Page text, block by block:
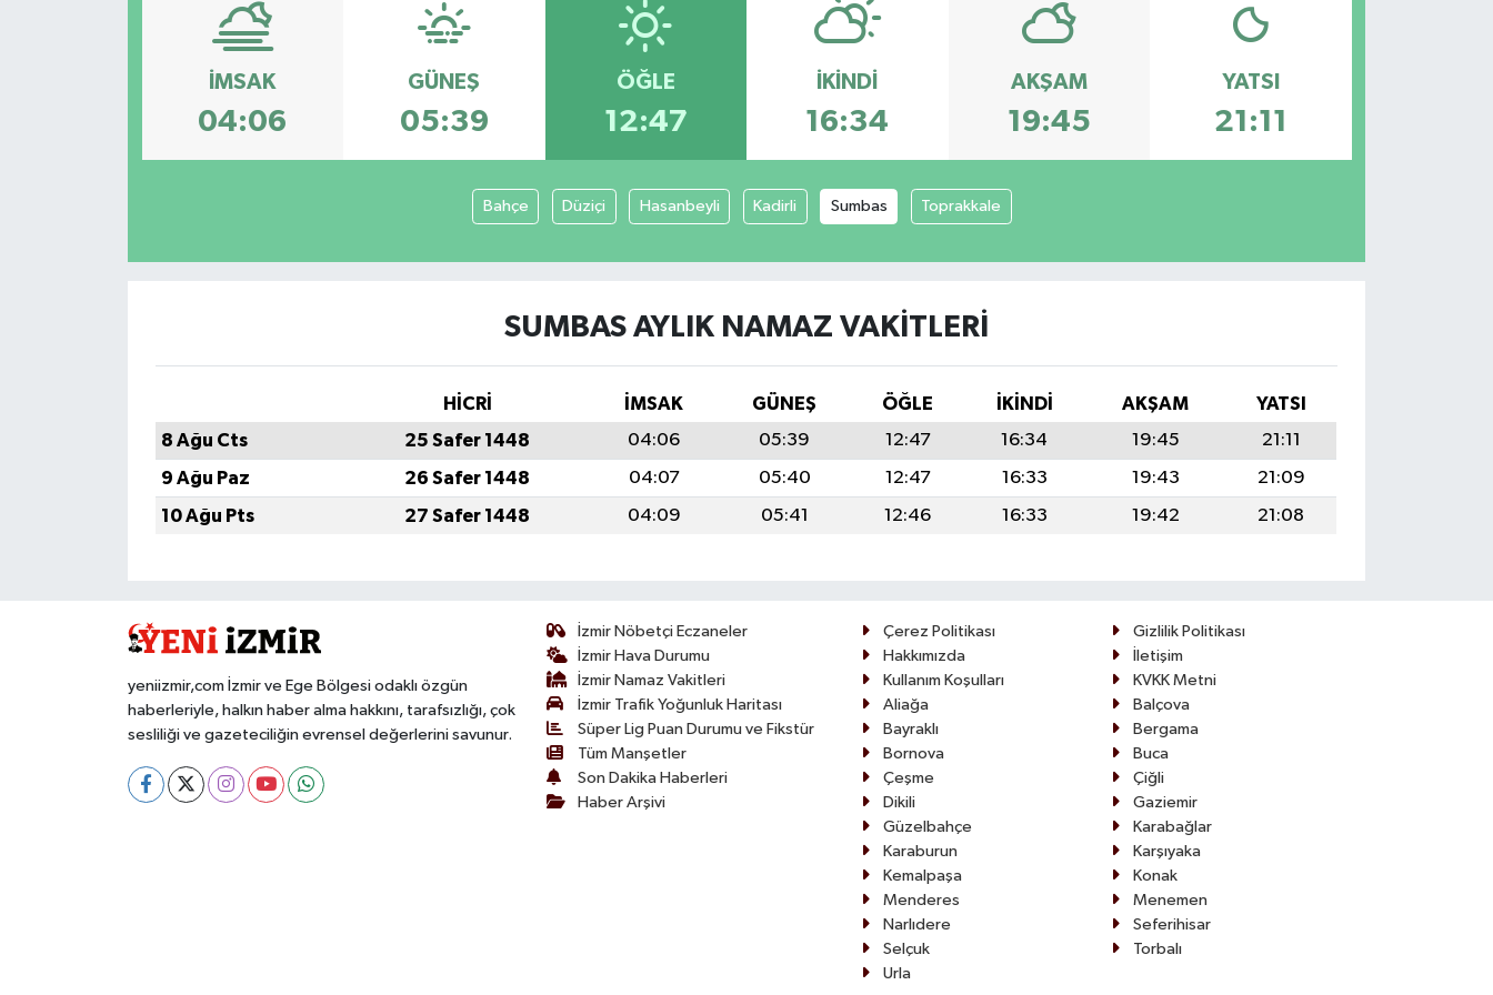
İMSAK
04:06
GÜNEŞ
05:39
ÖĞLE
12:47
İKINDI
16:34
AKŞAM
19:45
YATSI
21:11
Bahçe Düziçi Hasanbeyli Kadirli Sumbas Toprakkale
SUMBAS AYLIK NAMAZ VAKITLERI
HİCRİ İMSAK GÜNEŞ ÖĞLE İKINDI AKŞAM
YATSI
8 Ağu Cts
25 Safer 1448 04:06 05:39 12:47 16:34 19:45
21:11
9 Ağu Paz
26 Safer 1448 04:07 05:40 12:47 16:33 19:43
21:09
10 Ağu Pts
27 Safer 1448 04:09 05:41 12:46 16:33 19:42 21:08
yeniizmir,com İzmir ve Ege Bölgesi odaklı özgün
haberleriyle, halkın haber alma hakkını, tarafsızlığı, çok
sesliliği ve gazeteciliğin evrensel değerlerini savunur.
İzmir Nöbetçi Eczaneler
İzmir Hava Durumu
İzmir Namaz Vakitleri
İzmir Trafik Yoğunluk Haritası
Süper Lig Puan Durumu ve Fikstür
Tüm Manşetler
Son Dakika Haberleri
Haber Arşivi
Çerez Politikası
Gizlilik Politikası
Hakkımızda
İletişim
Kullanım Koşulları
KVKK Metni
Aliağa
Balçova
Bayraklı
Bergama
Bornova
Buca
Çeşme
Çiğli
Dikili
Gaziemir
Güzelbahçe
Karabağlar
Karaburun
Karşıyaka
Kemalpaşa
Konak
Menderes
Menemen
Narlıdere
Seferihisar
Selçuk
Torbalı
Urla
Okul Gazetesi